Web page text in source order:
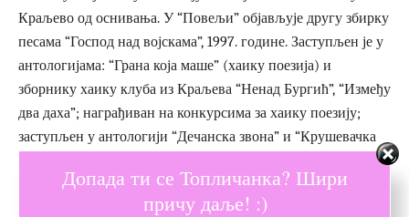
Краљево од оснивања. У “Повељи” објављује другу збирку
песама “Господ над војскама”, 1997. године. Заступљен је у
антологијама: “Грана која маше” (хаику поезија) и
зборнику хаику клуба из Краљева “Ненад Бургић”, “Између
два даха”; награђиван на конкурсима за хаику поезију;
заступљен у антологији “Дечанска звона” и “Крушевачка
Допада ти се Топличанка? Шири
причу даље! :)